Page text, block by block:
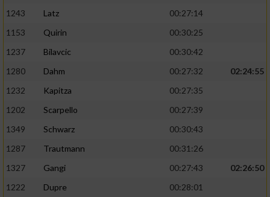
1243
Latz
00:27:14
1153
Quirin
00:30:25
1237
Bilavcic
00:30:42
1280
Dahm 00:27:32
02:24:55
1232
Kapitza
00:27:35
1202
Scarpello
00:27:39
1349
Schwarz
00:30:43
1287
Trautmann
00:31:26
1327
Gangi 00:27:43
02:26:50
1222
Dupre
00:28:01